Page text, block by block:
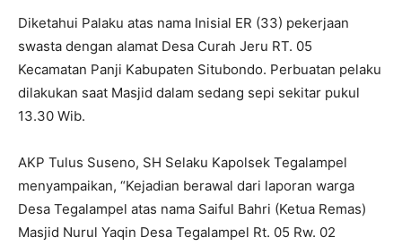
Diketahui Palaku atas nama Inisial ER (33) pekerjaan
swasta dengan alamat Desa Curah Jeru RT. 05
Kecamatan Panji Kabupaten Situbondo. Perbuatan pelaku
dilakukan saat Masjid dalam sedang sepi sekitar pukul
13.30 Wib.
AKP Tulus Suseno, SH Selaku Kapolsek Tegalampel
menyampaikan, “Kejadian berawal dari laporan warga
Desa Tegalampel atas nama Saiful Bahri (Ketua Remas)
Masjid Nurul Yaqin Desa Tegalampel Rt. 05 Rw. 02